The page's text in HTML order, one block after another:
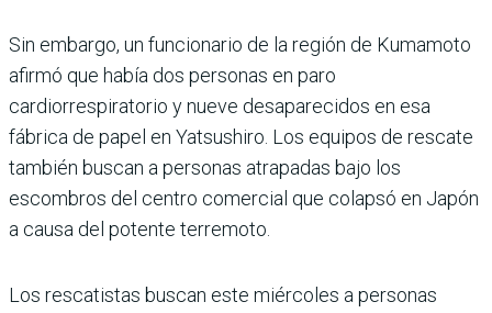
Sin embargo, un funcionario de la región de Kumamoto
afirmó que había dos personas en paro
cardiorrespiratorio y nueve desaparecidos en esa
fábrica de papel en Yatsushiro. Los equipos de rescate
también buscan a personas atrapadas bajo los
escombros del centro comercial que colapsó en Japón
a causa del potente terremoto.
Los rescatistas buscan este miércoles a personas